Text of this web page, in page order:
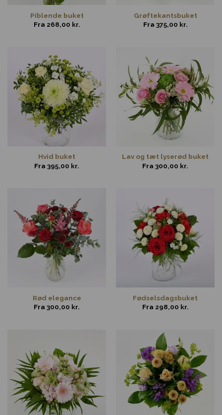
Piblende buket
Fra 268,00 kr.
Grøftekantsbuket
Fra 375,00 kr.
Hvid buket
Fra 395,00 kr.
Lav og tæt lyserød buket
Fra 300,00 kr.
Rød elegance
Fra 300,00 kr.
Fødselsdagsbuket
Fra 298,00 kr.